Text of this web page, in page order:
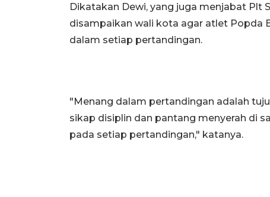
Dikatakan Dewi, yang juga menjabat Plt
disampaikan wali kota agar atlet Popda
dalam setiap pertandingan.
"Menang dalam pertandingan adalah
sikap disiplin dan pantang menyerah di
pada setiap pertandingan," katanya.